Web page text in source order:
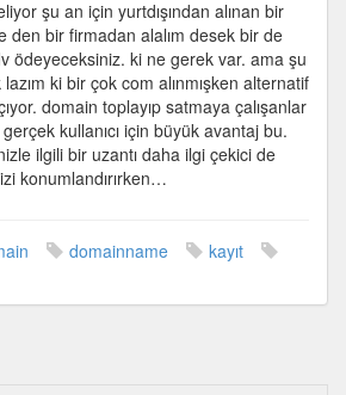
şu an için yurtdışından alınan bir
den bir firmadan alalım desek bir de
ödeyeceksiniz. ki ne gerek var. ama şu
ki bir çok com alınmışken alternatif
domain toplayıp satmaya çalışanlar
kullanıcı için büyük avantaj bu.
ilgili bir uzantı daha ilgi çekici de
konumlandırırken…
domainname
kayıt